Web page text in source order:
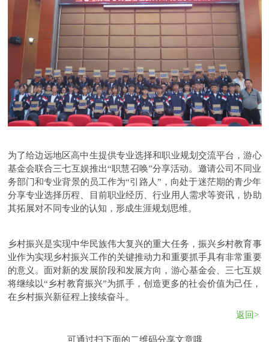
为了给边远地区高中生提供专业选择和职业规划交流平台，游心
基金会联合三七互娱推出“职慧召唤”分享活动。邀请公司不同业
务部门和专业背景的员工作为“引路人”，向处于迷茫期的青少年
分享专业选择历程、目前职业经历、行业用人需求等资讯，协助
其拓展对不同专业的认知，形成生涯规划思维。
乡村振兴是实现中华民族伟大复兴的重大任务，振兴乡村教育事
业作为实现乡村振兴工作的关键推动力和重要抓手具有非常重要
的意义。面对新的发展阶段和发展方向，游心基金会、三七互娱
将继续以“乡村教育振兴”为抓手，创造更多的社会价值为己任，
在乡村振兴新征程上接续奋斗。
返回>
可通过扫下面的二维码分享文章哦